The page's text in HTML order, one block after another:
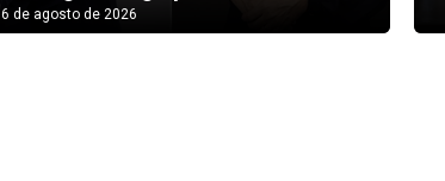
6 de agosto de 2026